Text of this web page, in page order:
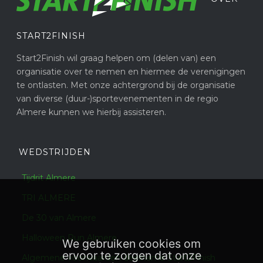
START2FINISH
Start2Finish wil graag helpen om (delen van) een
organisatie over te nemen en hiermee de verenigingen
te ontlasten. Met onze achtergrond bij de organisatie
van diverse (duur-)sportevenementen in de regio
Almere kunnen we hierbij assisteren.
WEDSTRIJDEN
Tijdrit Almere
TRI ALMERE
De 30 van Almere
Halloween Run Almere
Algemene voorwaarden deelname Start2Finish
We gebruiken cookies om
ervoor te zorgen dat onze